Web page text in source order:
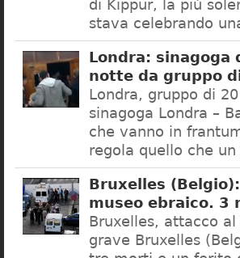
di Kippur, la più
stava celebrando
Londra:
notte da gruppo
Londra, gruppo di
sinagoga Londra –
che vanno in
regola quello che
Bruxelles
museo ebraico. 3
Bruxelles, attacco
grave Bruxelles